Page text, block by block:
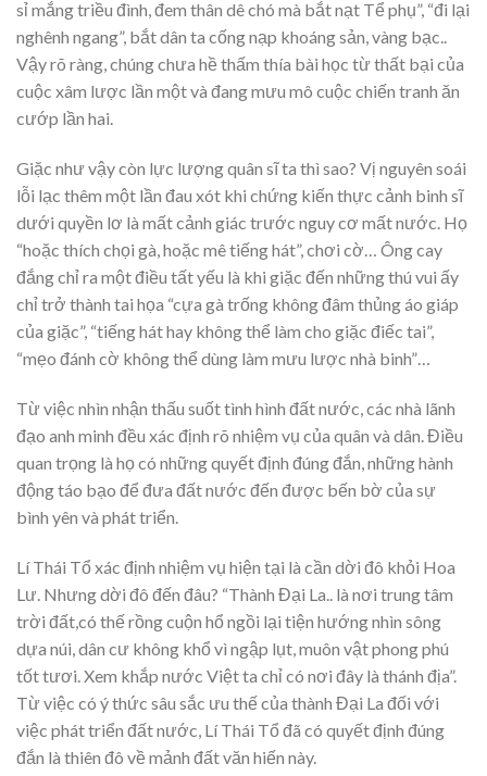
sỉ mắng triều đình, đem thân dê chó mà bắt nạt Tể phụ”, “đi lại
nghênh ngang”, bắt dân ta cống nạp khoáng sản, vàng bạc..
Vậy rõ ràng, chúng chưa hề thấm thía bài học từ thất bại của
cuộc xâm lược lần một và đang mưu mô cuộc chiến tranh ăn
cướp lần hai.
Giặc như vậy còn lực lượng quân sĩ ta thì sao? Vị nguyên soái
lỗi lạc thêm một lần đau xót khi chứng kiến thực cảnh binh sĩ
dưới quyền lơ là mất cảnh giác trước nguy cơ mất nước. Họ
“hoặc thích chọi gà, hoặc mê tiếng hát”, chơi cờ… Ông cay
đắng chỉ ra một điều tất yếu là khi giặc đến những thú vui ấy
chỉ trở thành tai họa “cựa gà trống không đâm thủng áo giáp
của giặc”, “tiếng hát hay không thể làm cho giặc điếc tai”,
“mẹo đánh cờ không thể dùng làm mưu lược nhà binh”…
Từ việc nhìn nhận thấu suốt tình hình đất nước, các nhà lãnh
đạo anh minh đều xác định rõ nhiệm vụ của quân và dân. Điều
quan trọng là họ có những quyết định đúng đắn, những hành
động táo bạo để đưa đất nước đến được bến bờ của sự
bình yên và phát triển.
Lí Thái Tổ xác định nhiệm vụ hiện tại là cần dời đô khỏi Hoa
Lư. Nhưng dời đô đến đâu? “Thành Đại La.. là nơi trung tâm
trời đất,có thế rồng cuộn hổ ngồi lại tiện hướng nhìn sông
dựa núi, dân cư không khổ vì ngập lụt, muôn vật phong phú
tốt tươi. Xem khắp nước Việt ta chỉ có nơi đây là thánh địa”.
Từ việc có ý thức sâu sắc ưu thế của thành Đại La đối với
việc phát triển đất nước, Lí Thái Tổ đã có quyết định đúng
đắn là thiên đô về mảnh đất văn hiến này.